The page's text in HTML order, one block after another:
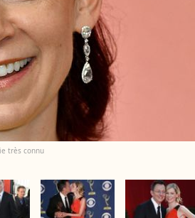
très connu